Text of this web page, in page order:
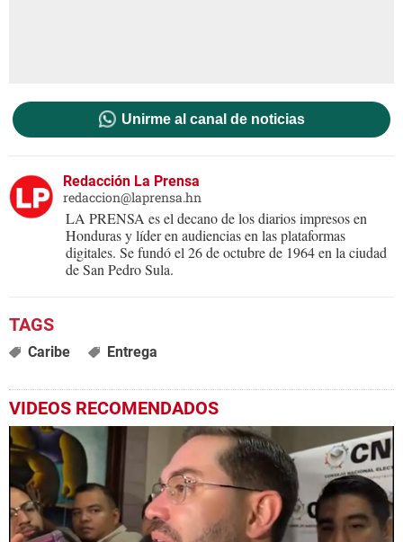
Unirme al canal de noticias
Redacción La Prensa
redaccion@laprensa.hn
LA PRENSA es el decano de los diarios impresos en
Honduras y líder en audiencias en las plataformas
digitales. Se fundó el 26 de octubre de 1964 en la ciudad
de San Pedro Sula.
Caribe Entrega
VIDEOS RECOMENDADOS